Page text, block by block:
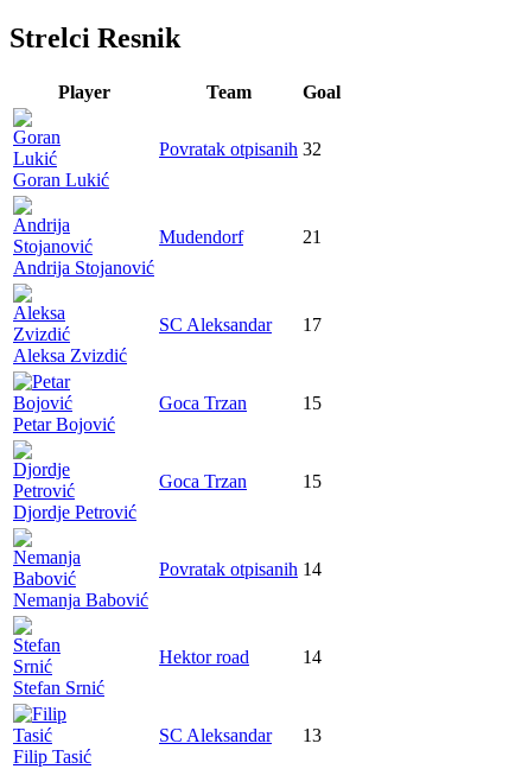
Strelci Resnik
Player Team Goal
Goran Lukić
Povratak otpisanih 32
Andrija Stojanović
Mudendorf 21
Aleksa Zvizdić
SC Aleksandar 17
Petar Bojović
Goca Trzan 15
Djordje Petrović
Goca Trzan 15
Nemanja Babović
Povratak otpisanih 14
Stefan Srnić
Hektor road 14
Filip Tasić
SC Aleksandar 13